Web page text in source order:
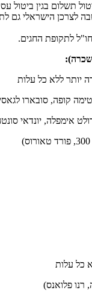
תשלום בגין ביטול
לצרכן הישראלי גם